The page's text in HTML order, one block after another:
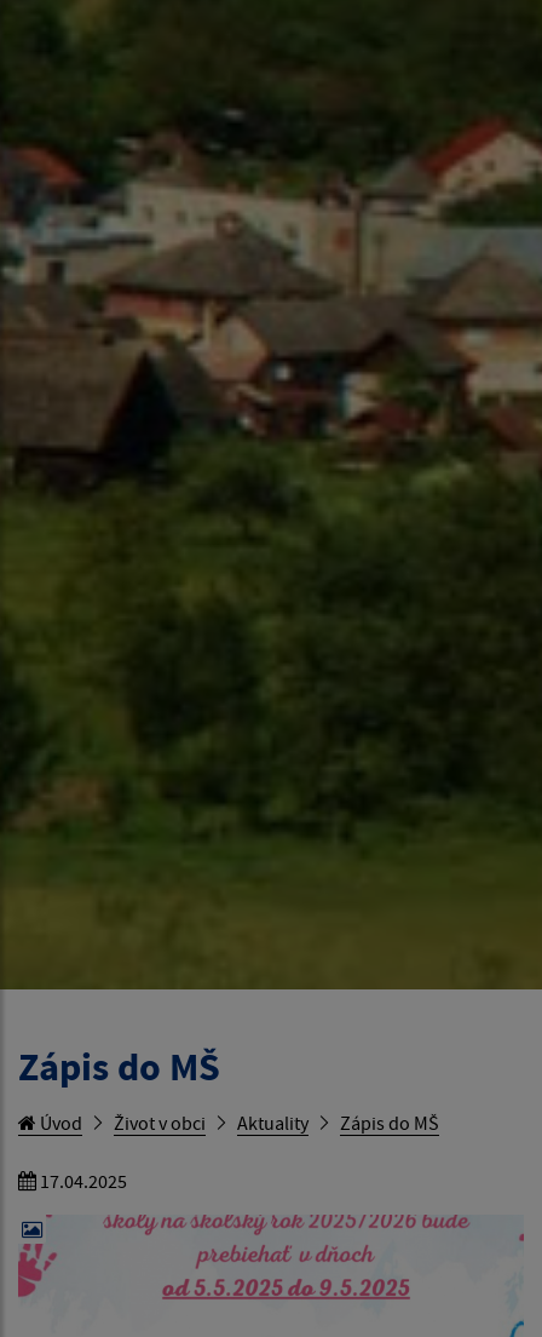
Zápis do MŠ
Úvod Život v obci Aktuality Zápis do MŠ
17.04.2025